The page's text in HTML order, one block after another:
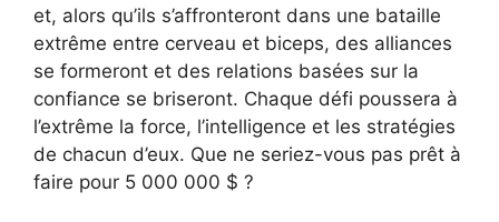
et, alors qu’ils s’affronteront dans une bataille
extrême entre cerveau et biceps, des alliances
se formeront et des relations basées sur la
confiance se briseront. Chaque défi poussera à
l’extrême la force, l’intelligence et les stratégies
de chacun d’eux. Que ne seriez-vous pas prêt à
faire pour 5 000 000 $ ?